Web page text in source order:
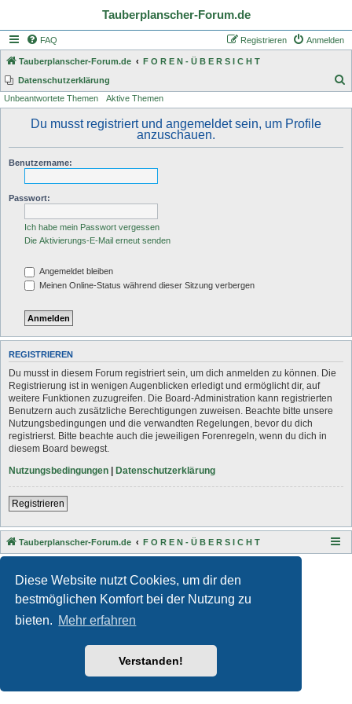
Diese Website nutzt Cookies, um dir den
bestmöglichen Komfort bei der Nutzung zu
bieten. Mehr erfahren
Verstanden!
Tauberplanscher-Forum.de
FAQ Anmelden
Registrieren
Tauberplanscher-Forum.de
F O R E N - Ü B E R S I C H T
Datenschutzerklärung
Unbeantwortete Themen Aktive Themen
Du musst registriert und angemeldet sein, um Profile
anzuschauen.
Benutzername:
Passwort:
Ich habe mein Passwort vergessen
Die Aktivierungs-E-Mail erneut senden
Angemeldet bleiben
Meinen Online-Status während dieser Sitzung verbergen
REGISTRIEREN
Du musst in diesem Forum registriert sein, um dich anmelden zu können. Die
Registrierung ist in wenigen Augenblicken erledigt und ermöglicht dir, auf
weitere Funktionen zuzugreifen. Die Board-Administration kann registrierten
Benutzern auch zusätzliche Berechtigungen zuweisen. Beachte bitte unsere
Nutzungsbedingungen und die verwandten Regelungen, bevor du dich
registrierst. Bitte beachte auch die jeweiligen Forenregeln, wenn du dich in
diesem Board bewegst.
Nutzungsbedingungen | Datenschutzerklärung
Registrieren
Tauberplanscher-Forum.de F O R E N - Ü B E R S I C H T
Powered byphpBB® Forum Software © phpBB Limited
Datenschutz|Nutzungsbedingungen